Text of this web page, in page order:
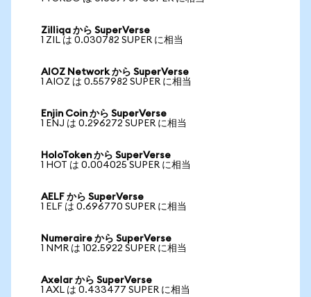
Zilliqa から SuperVerse
1 ZIL は 0.030782 SUPER に相当
AIOZ Network から SuperVerse
1 AIOZ は 0.557982 SUPER に相当
Enjin Coin から SuperVerse
1 ENJ は 0.296272 SUPER に相当
HoloToken から SuperVerse
1 HOT は 0.004025 SUPER に相当
AELF から SuperVerse
1 ELF は 0.696770 SUPER に相当
Numeraire から SuperVerse
1 NMR は 102.5922 SUPER に相当
Axelar から SuperVerse
1 AXL は 0.433477 SUPER に相当